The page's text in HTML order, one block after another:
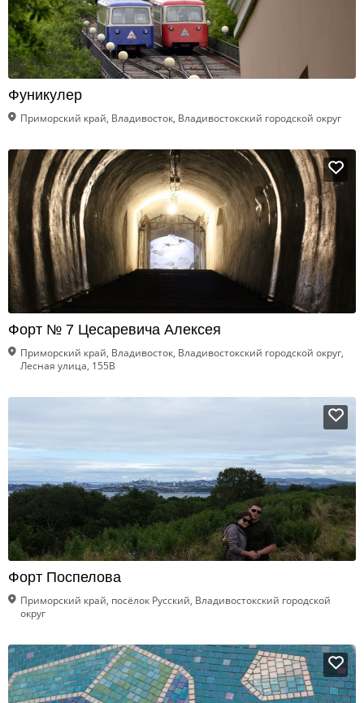
Фуникулер
Приморский край, Владивосток, Владивостокский городской округ
Форт № 7 Цесаревича Алексея
Приморский край, Владивосток, Владивостокский городской округ,
Лесная улица, 155В
Форт Поспелова
Приморский край, посёлок Русский, Владивостокский городской
округ